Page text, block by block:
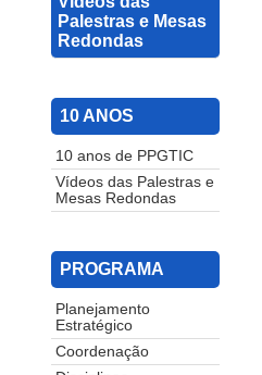
Palestras e Mesas
Redondas
10 ANOS
10 anos de PPGTIC
Vídeos das Palestras e
Mesas Redondas
PROGRAMA
Planejamento
Estratégico
Coordenação